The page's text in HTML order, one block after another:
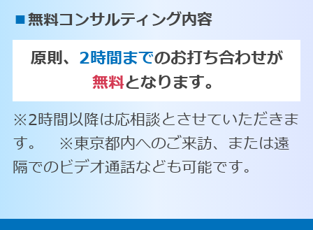
■無料コンサルティング内容
原則、 2時間までのお打ち合わせが
無料となります。
※2時間以降は応相談とさせていただきま
す。 ※東京都内へのご来訪、または遠
隔でのビデオ通話なども可能です。